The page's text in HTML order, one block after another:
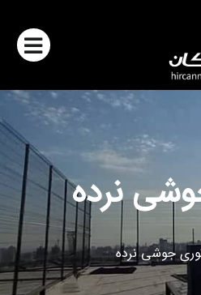
نرده
جوشی نرده